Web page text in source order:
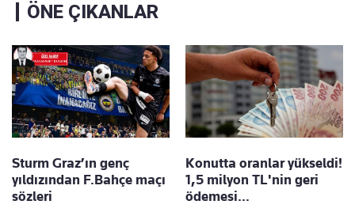
ÖNE ÇIKANLAR
Sturm Graz’ın genç
yıldızından F.Bahçe maçı
sözleri
Konutta oranlar yükseldi!
1,5 milyon TL'nin geri
ödemesi…